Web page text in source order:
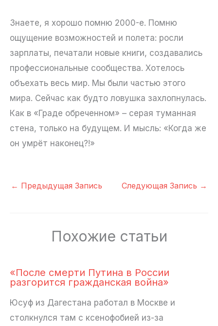
Знаете, я хорошо помню 2000-е. Помню
ощущение возможностей и полета: росли
зарплаты, печатали новые книги, создавались
профессиональные сообщества. Хотелось
объехать весь мир. Мы были частью этого
мира. Сейчас как будто ловушка захлопнулась.
Как в «Граде обреченном» – серая туманная
стена, только на будущем. И мысль: «Когда же
он умрёт наконец?!»
← Предыдущая Запись Следующая Запись →
Похожие статьи
«После смерти Путина в России
разгорится гражданская война»
Юсуф из Дагестана работал в Москве и
столкнулся там с ксенофобией из-за